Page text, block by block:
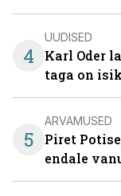
4
UUDISED
Karl Oder
taga on
5
ARVAMUSED
Piret
endale